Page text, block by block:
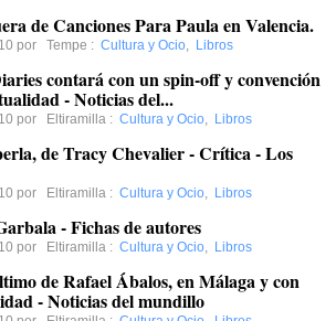
de Canciones Para Paula en Valencia.
por Tempe : Cultura y Ocio, Libros
contará con un spin-off y convención
- Noticias del...
por Eltiramilla : Cultura y Ocio, Libros
de Tracy Chevalier - Crítica - Los
por Eltiramilla : Cultura y Ocio, Libros
- Fichas de autores
por Eltiramilla : Cultura y Ocio, Libros
de Rafael Ábalos, en Málaga y con
- Noticias del mundillo